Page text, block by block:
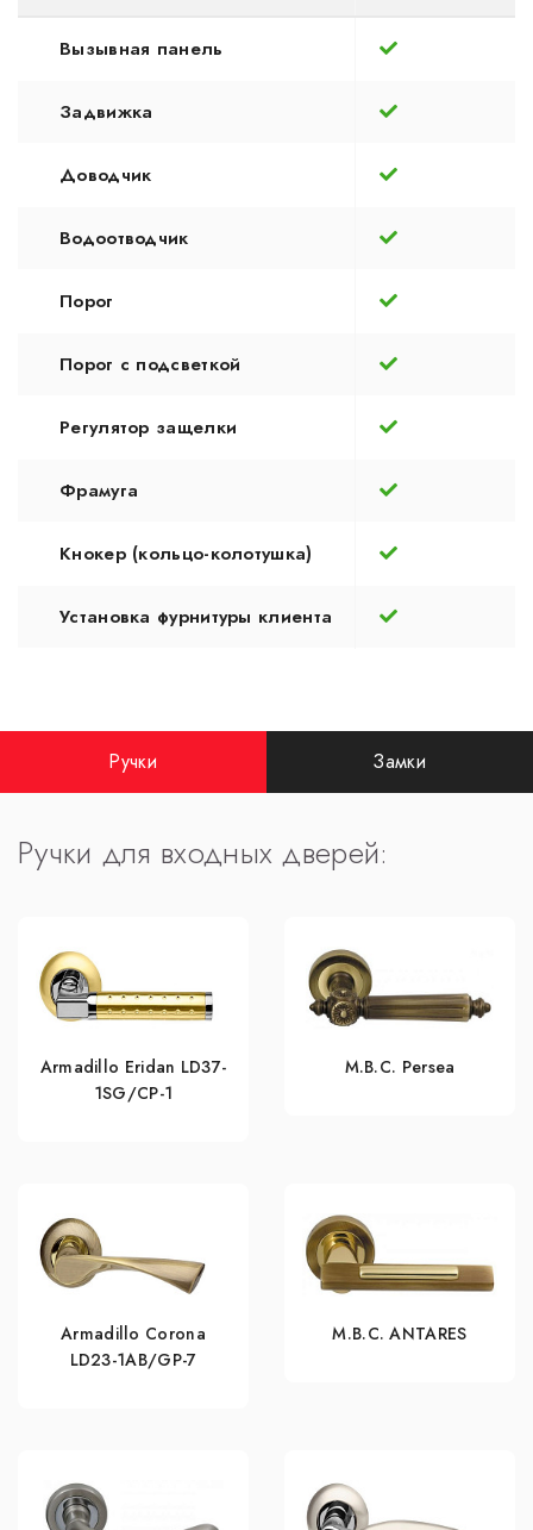
Вызывная панель
Задвижка
Доводчик
Водоотводчик
Порог
Порог с подсветкой
Регулятор защелки
Фрамуга
Кнокер (кольцо-колотушка)
Установка фурнитуры клиента
Ручки Замки
Ручки для входных дверей:
Armadillo Eridan LD37-
1SG/CP-1
M.B.C. Persea
Armadillo Corona
LD23-1AB/GP-7
M.B.C. ANTARES